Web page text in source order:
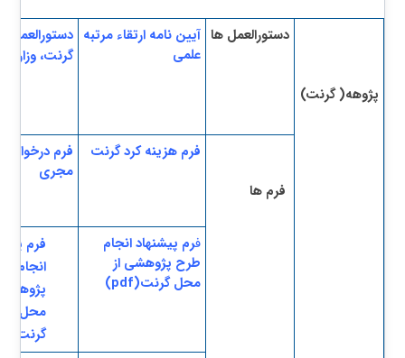
​پژوهه( گرنت)
​دستورالعمل ها​​ آییننامهارتقاء مرتبه
علمی
دستورالعمل
گرنت، وزارتی
فرم ها
فرم هزینه کرد گرنت
فرم
مجری
فرم پیشنهاد انجام
طرح پژوهشی از
محل گرنت(pdf)
فرم
انجام
پژوهشی
محل
گرنت(doc)